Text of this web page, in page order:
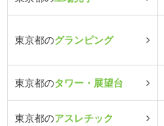
東京都のグランピング
東京都のタワー・展望台
東京都のアスレチック